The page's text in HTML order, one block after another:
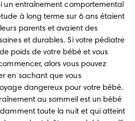
un entraînement comportemental
à long terme sur 6 ans étaient
parents et avaient des
et durables. Si votre pédiatre
poids de votre bébé et vous
alors vous pouvez
en sachant que vous
dangereux pour votre bébé.
au sommeil est un bébé
toute la nuit et qui atteint